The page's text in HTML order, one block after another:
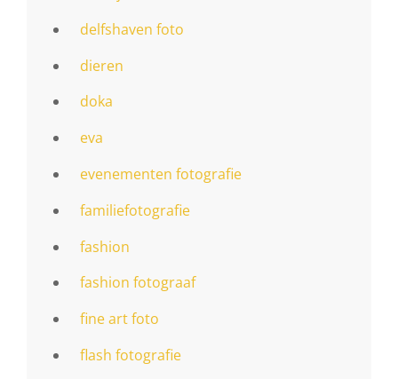
delfshaven foto
dieren
doka
eva
evenementen fotografie
familiefotografie
fashion
fashion fotograaf
fine art foto
flash fotografie